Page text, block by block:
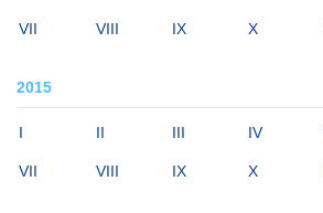
VII VIII IX X
2015
I II III IV
VII VIII IX X